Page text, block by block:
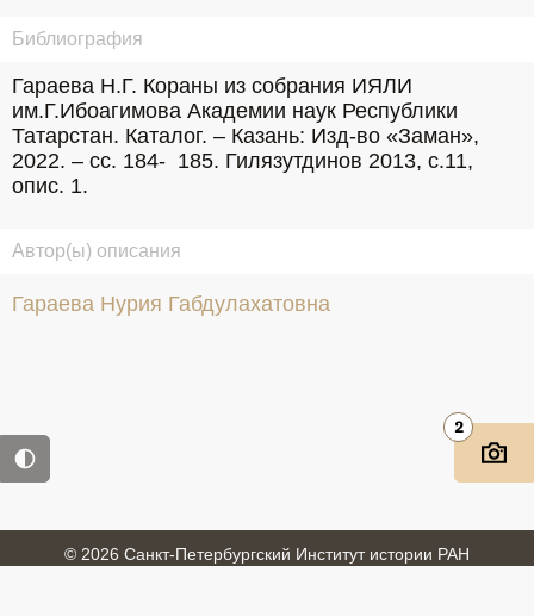
Библиография
Гараева Н.Г. Кораны из собрания ИЯЛИ
им.Г.Ибоагимова Академии наук Республики
Татарстан. Каталог. – Казань: Изд-во «Заман»,
2022. – сс. 184-  185. Гилязутдинов 2013, с.11,
опис. 1.
Автор(ы) описания
Гараева Нурия Габдулахатовна
2
© 2026 Санкт-Петербургский Институт истории РАН